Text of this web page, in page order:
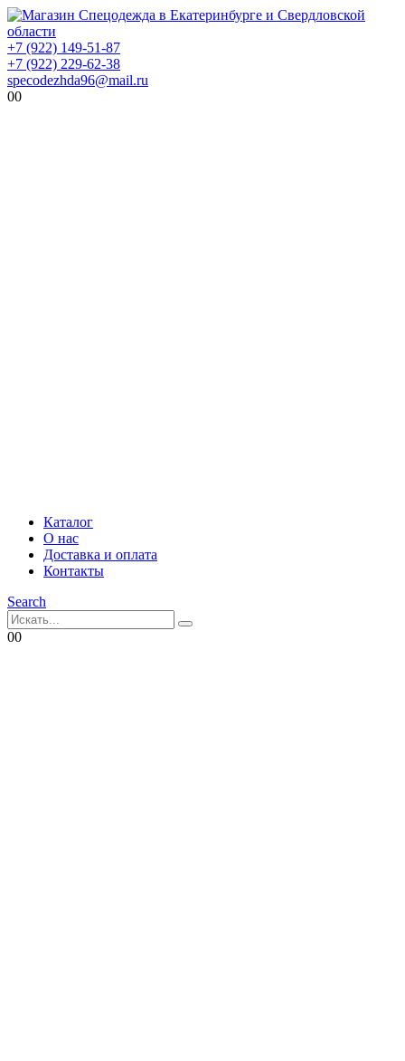
+7 (922) 149-51-87
+7 (922) 229-62-38
specodezhda96@mail.ru
00
Каталог
О нас
Доставка и оплата
Контакты
Search
00